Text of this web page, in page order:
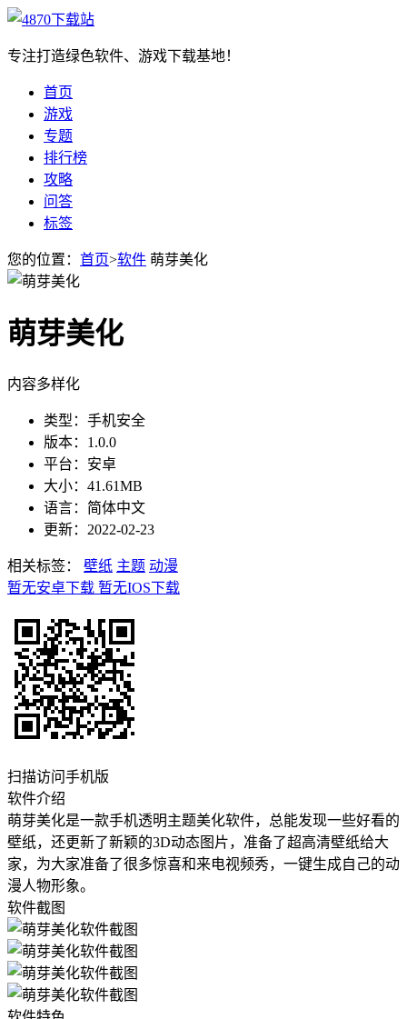
专注打造绿色软件、游戏下载基地！
首页
游戏
专题
排行榜
攻略
问答
标签
您的位置： 首页>软件 萌芽美化
萌芽美化
内容多样化
类型：手机安全
版本：1.0.0
平台：安卓
大小：41.61MB
语言：简体中文
更新：2022-02-23
相关标签： 壁纸 主题 动漫
暂无安卓下载 暂无IOS下载
扫描访问手机版
软件介绍
萌芽美化是一款手机透明主题美化软件，总能发现一些好看的
壁纸，还更新了新颖的3D动态图片，准备了超高清壁纸给大
家，为大家准备了很多惊喜和来电视频秀，一键生成自己的动
漫人物形象。
软件截图